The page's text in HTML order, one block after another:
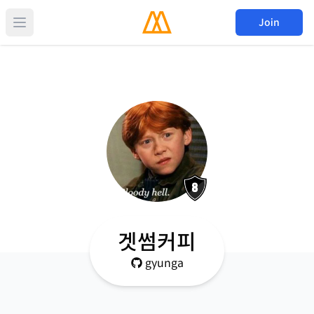
Join
겟썸커피
gyunga